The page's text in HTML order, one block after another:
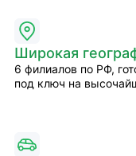
Широкая
6 филиалов по РФ,
под ключ на